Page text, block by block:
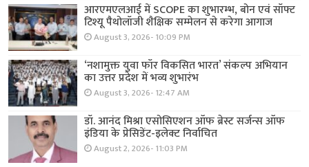
आरएमएलआई में SCOPE का शुभारम्भ, बोन एवं सॉफ्ट
टिश्यू पैथोलॉजी शैक्षिक सम्मेलन से करेगा आगाज
August 3, 2026- 10:09 PM
‘नशामुक्त युवा फॉर विकसित भारत’ संकल्प अभियान
का उत्तर प्रदेश में भव्य शुभारंभ
August 3, 2026- 12:47 AM
डॉ. आनंद मिश्रा एसोसिएशन ऑफ ब्रेस्ट सर्जन्स ऑफ
इंडिया के प्रेसिडेंट-इलेक्ट निर्वाचित
August 2, 2026- 11:03 PM